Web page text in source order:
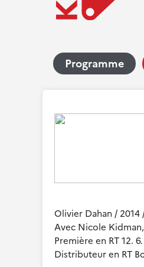
Programme
Olivier Dahan / 2014
Avec Nicole
Première en RT 12.
Distributeur en RT